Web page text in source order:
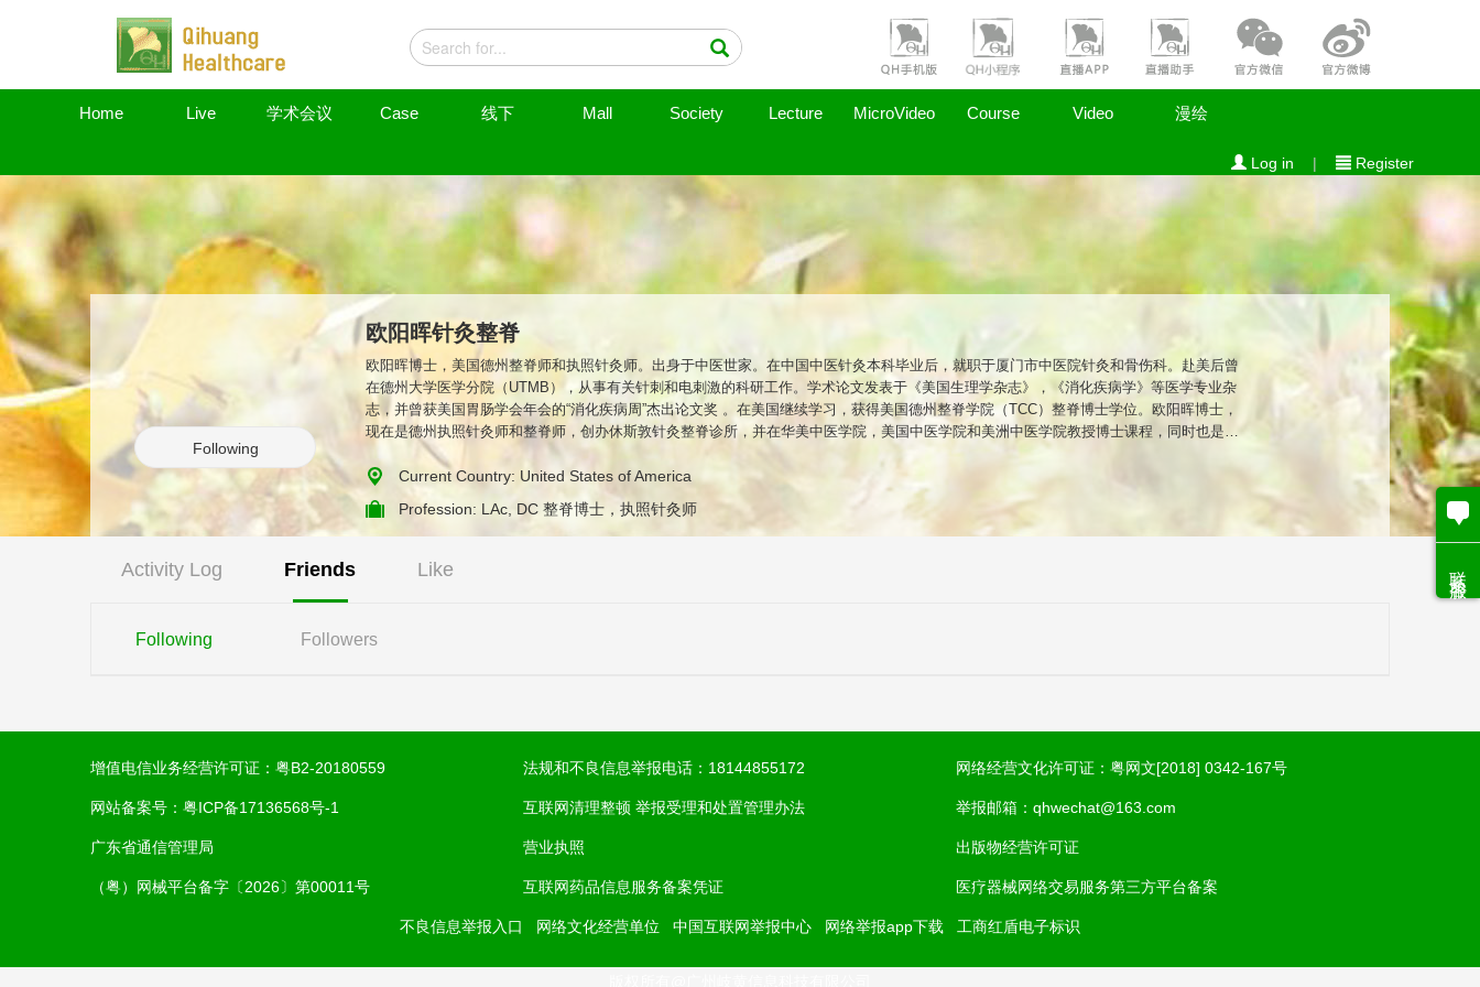
Home Live 学术会议 Case 线下 Mall Society Lecture MicroVideo Course Video 漫绘
Log in | Register
Following
欧阳晖针灸整脊
欧阳晖博士，美国德州整脊师和执照针灸师。出身于中医世家。在中国中医针灸本科毕业后，就职于厦门市中医院针灸和骨伤科。赴美后曾
在德州大学医学分院（UTMB），从事有关针刺和电刺激的科研工作。学术论文发表于《美国生理学杂志》，《消化疾病学》等医学专业杂
志，并曾获美国胃肠学会年会的“消化疾病周”杰出论文奖 。在美国继续学习，获得美国德州整脊学院（TCC）整脊博士学位。欧阳晖博士，
现在是德州执照针灸师和整脊师，创办休斯敦针灸整脊诊所，并在华美中医学院，美国中医学院和美洲中医学院教授博士课程，同时也是温
州医科大学中美针灸康复研究所高级特聘专家。欧阳晖博士，运用一套独特的针灸整脊诊疗法（AcuChiro Therapy），整合中西医学，安全
高效地诊疗脊柱以及相关疾病。著名的迪纳摩（Dynamo）足球队的多名主力队员从中受益。欧阳博士治疗头痛等创伤后遗症的病人被《纽
约时报》报导，成为针灸治疗疼痛优于药物的...
Current Country: United States of America
Profession: LAc, DC 整脊博士，执照针灸师
Activity Log Friends Like
Following Followers
增值电信业务经营许可证： 粤B2-20180559
网站备案号： 粤ICP备17136568号-1
广东省通信管理局
法规和不良信息举报电话：18144855172
互联网清理整顿 举报受理和处置管理办法
营业执照
网络经营文化许可证：粤网文[2018] 0342-167号
举报邮箱：qhwechat@163.com
出版物经营许可证
（粤）网械平台备字〔2026〕第00011号 互联网药品信息服务备案凭证 医疗器械网络交易服务第三方平台备案
不良信息举报入口 网络文化经营单位 中国互联网举报中心 网络举报app下载 工商红盾电子标识